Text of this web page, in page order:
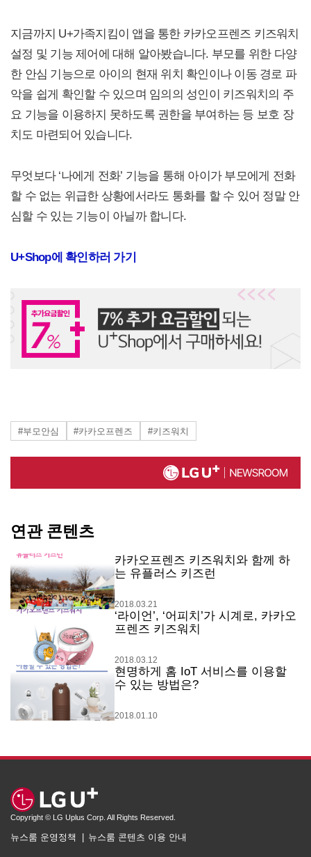
지금까지 U+가족지킴이 앱을 통한 카카오프렌즈 키즈워치
설정 및 기능 제어에 대해 알아봤습니다. 부모를 위한 다양
한 안심 기능으로 아이의 현재 위치 확인이나 이동 경로 파
악을 쉽게 확인할 수 있으며 임의의 성인이 키즈워치의 주
요 기능을 이용하지 못하도록 권한을 부여하는 등 보호 장
치도 마련되어 있습니다.
무엇보다 ‘나에게 전화’ 기능을 통해 아이가 부모에게 전화
할 수 없는 위급한 상황에서라도 통화를 할 수 있어 정말 안
심할 수 있는 기능이 아닐까 합니다.
U+Shop에 확인하러 가기
#부모안심 #카카오프렌즈 #키즈워치
연관 콘텐츠
카카오프렌즈 키즈워치와 함께 하
는 유플러스 키즈런
2018.03.21
‘라이언’, ‘어피치’가 시계로, 카카오
프렌즈 키즈워치
2018.03.12
현명하게 홈 IoT 서비스를 이용할
수 있는 방법은?
2018.01.10
Copyright © LG Uplus Corp. All Rights Reserved.
뉴스룸 운영정책 뉴스룸 콘텐츠 이용 안내